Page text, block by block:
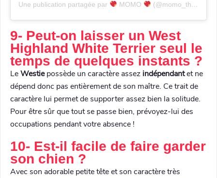
Une publication partagée par MOMO (@momo_thewestie)
9- Peut-on laisser un West
Highland White Terrier seul le
temps de quelques instants ?
LeWestiepossède un caractère assez indépendantet ne
dépend donc pas entièrement de son maître. Ce trait de
caractère lui permet de supporter assez bien la solitude.
Pour être sûr que tout se passe bien, prévoyez-lui des
occupations pendant votre absence !
10- Est-il facile de faire garder
son chien ?
Avec son adorable petite tête et son caractère très